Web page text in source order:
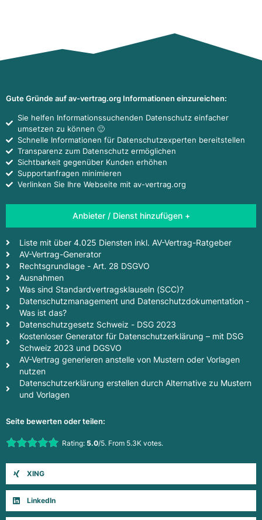
Gute Gründe auf av-vertrag.org Informationen einzureichen:
Sie helfen Informationssuchenden Datenschutz einfacher
umsetzen zu können 🙂
Schnelle Informationen für Datenschutzexperten bereitstellen
Transparenz zum Datenschutz ermöglichen
Sichtbarkeit gegenüber Kunden erhöhen
Supportanfragen minimieren
Verlinken Sie Ihre Webseite mit av-vertrag.org
Anbieter / Dienst hinzufügen +
Liste mit über 4.025 Diensten inkl. AV-Vertrag-Ratgeber
AV-Vertrag-Generator
Rechtsgrundlage - Art. 28 DSGVO
Ausnahmen
Was sind Standardvertragsklauseln (SCC)?
Datenschutzmanagement und Datenschutzdokumentation -
Was ist das?
Datenschutzgesetz Schweiz - DSG 2023
Kostenloser Generator für Datenschutzerklärung – mit DSG
Schweiz 2023 und DGSVO
AV-Vertrag generieren anstelle von Mustern oder Vorlagen
nutzen
Datenschutzerklärung erstellen durch Alternative zu Mustern
und Vorlagen
Seite bewerten oder teilen:
Rate this item:Rating: 5.0/5. From 5.3K votes.
XING
LinkedIn